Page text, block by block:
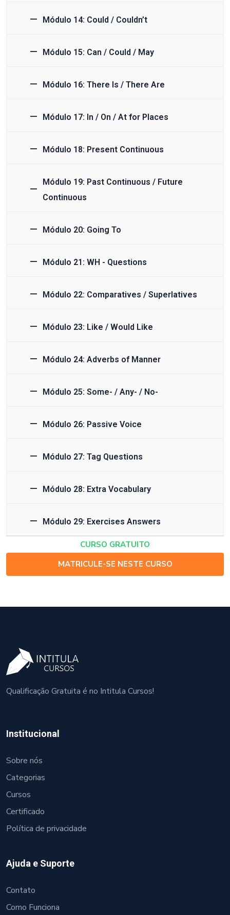
Módulo 14: Could / Couldn’t
Módulo 15: Can / Could / May
Módulo 16: There Is / There Are
Módulo 17: In / On / At for Places
Módulo 18: Present Continuous
Módulo 19: Past Continuous / Future
Continuous
Módulo 20: Going To
Módulo 21: WH - Questions
Módulo 22: Comparatives / Superlatives
Módulo 23: Like / Would Like
Módulo 24: Adverbs of Manner
Módulo 25: Some- / Any- / No-
Módulo 26: Passive Voice
Módulo 27: Tag Questions
Módulo 28: Extra Vocabulary
Módulo 29: Exercises Answers
CURSO GRATUITO
MATRICULE-SE NESTE CURSO
Qualificação Gratuita é no Intitula Cursos!
Institucional
Sobre nós
Categorias
Cursos
Certificado
Política de privacidade
Ajuda e Suporte
Contato
Como Funciona